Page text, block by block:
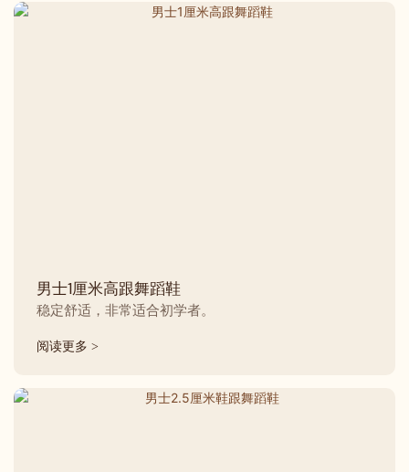
男士1厘米高跟舞蹈鞋
稳定舒适，非常适合初学者。
阅读更多 >